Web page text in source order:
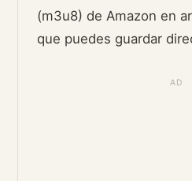
(m3u8) de Amazon en
que puedes guardar